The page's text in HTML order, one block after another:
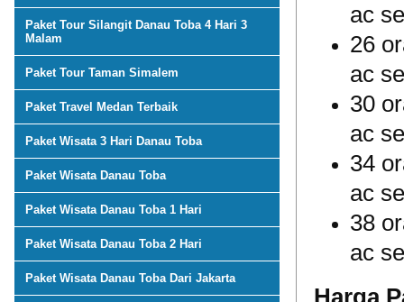
Paket Tour Silangit Danau Toba 4 Hari 3
Malam
Paket Tour Taman Simalem
Paket Travel Medan Terbaik
Paket Wisata 3 Hari Danau Toba
Paket Wisata Danau Toba
Paket Wisata Danau Toba 1 Hari
Paket Wisata Danau Toba 2 Hari
Paket Wisata Danau Toba Dari Jakarta
ac
26
ac
30
ac
34
ac
38
ac
Harga